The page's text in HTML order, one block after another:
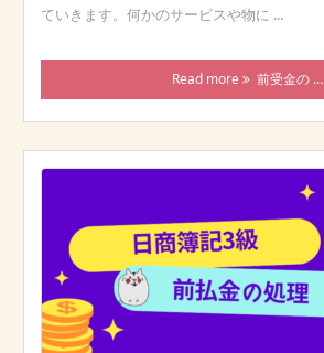
ていきます。何かのサービスや物に ...
Read more 前受金の ...